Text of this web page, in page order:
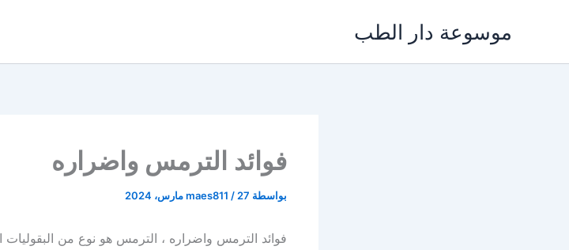
موسوعة دار الطب
فوائد الترمس واضراره
بواسطة maes811 / 27 مارس، 2024
فوائد الترمس واضراره ، الترمس هو نوع من